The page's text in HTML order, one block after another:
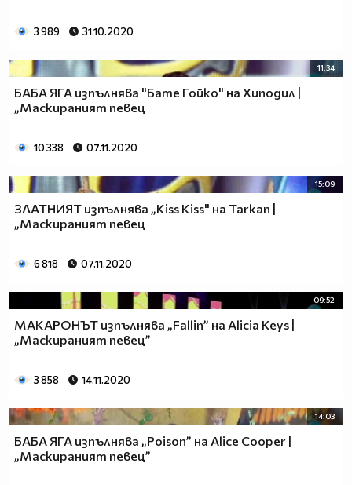
3 989 31.10.2020
11:34
БАБА ЯГА изпълнява "Бате Гойко" на Хиподил |
„Маскираният певец
10 338 07.11.2020
15:09
ЗЛАТНИЯТ изпълнява „Kiss Kiss" на Tarkan |
„Маскираният певец
6 818 07.11.2020
09:52
МАКАРОНЪТ изпълнява „Fallin” на Alicia Keys |
„Маскираният певец”
3 858 14.11.2020
14:03
БАБА ЯГА изпълнява „Poison” на Alice Cooper |
„Маскираният певец”